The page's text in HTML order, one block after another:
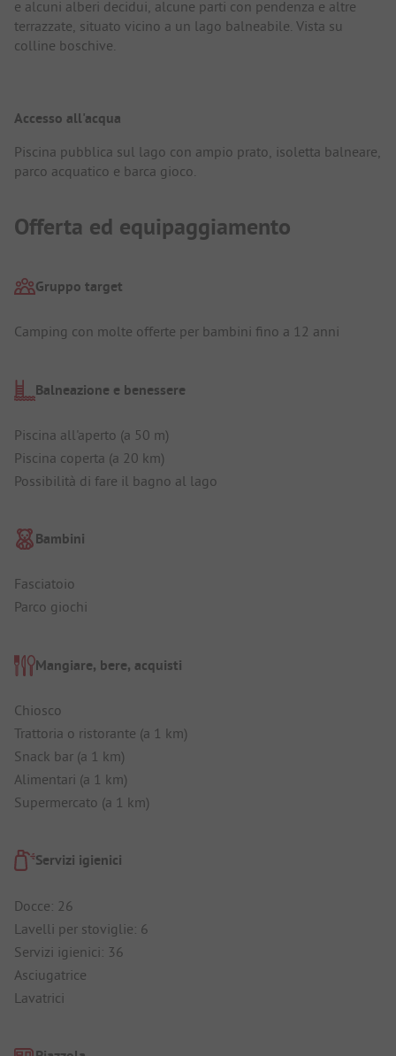
e alcuni alberi decidui, alcune parti con pendenza e altre
terrazzate, situato vicino a un lago balneabile. Vista su
colline boschive.
Accesso all'acqua
Piscina pubblica sul lago con ampio prato, isoletta balneare,
parco acquatico e barca gioco.
Offerta ed equipaggiamento
Gruppo target
Camping con molte offerte per bambini fino a 12 anni
Balneazione e benessere
Piscina all'aperto (a 50 m)
Piscina coperta (a 20 km)
Possibilità di fare il bagno al lago
Bambini
Fasciatoio
Parco giochi
Mangiare, bere, acquisti
Chiosco
Trattoria o ristorante (a 1 km)
Snack bar (a 1 km)
Alimentari (a 1 km)
Supermercato (a 1 km)
Servizi igienici
Docce: 26
Lavelli per stoviglie: 6
Servizi igienici: 36
Asciugatrice
Lavatrici